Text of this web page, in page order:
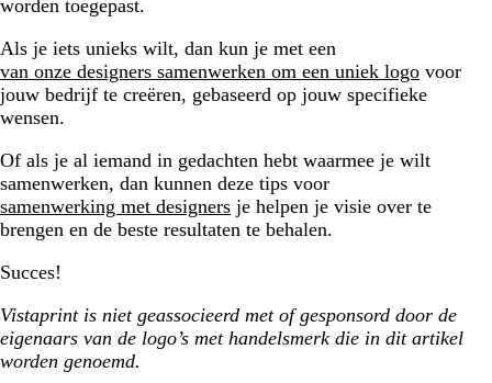
worden toegepast.
Als je iets unieks wilt, dan kun je met een
van onze designers samenwerken om een uniek logo voor
jouw bedrijf te creëren, gebaseerd op jouw specifieke
wensen.
Of als je al iemand in gedachten hebt waarmee je wilt
samenwerken, dan kunnen deze tips voor
samenwerking met designers je helpen je visie over te
brengen en de beste resultaten te behalen.
Succes!
Vistaprint is niet geassocieerd met of gesponsord door de
eigenaars van de logo’s met handelsmerk die in dit artikel
worden genoemd.